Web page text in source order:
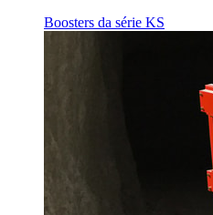
Boosters da série KS